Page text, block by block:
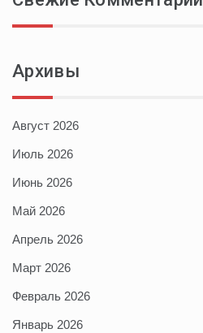
Архивы
Август 2026
Июль 2026
Июнь 2026
Май 2026
Апрель 2026
Март 2026
Февраль 2026
Январь 2026